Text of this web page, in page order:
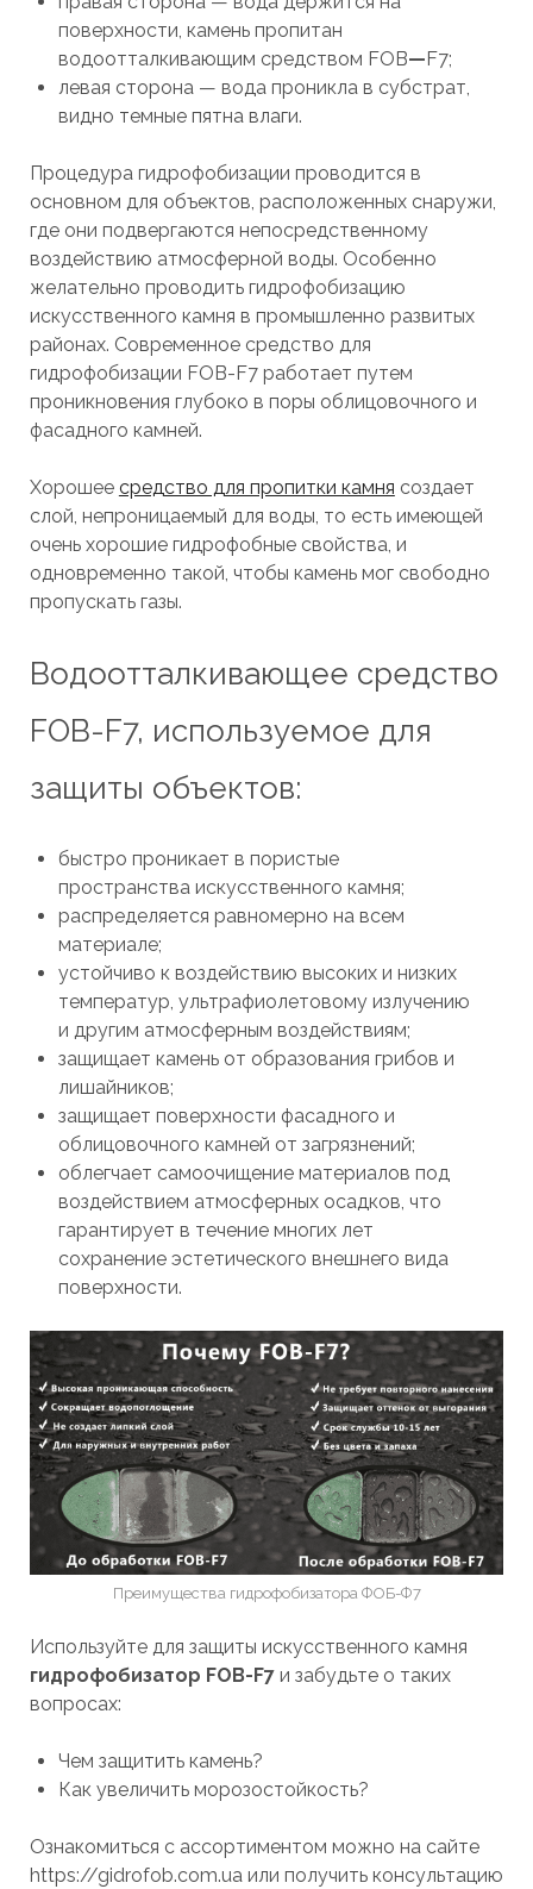
поверхности, камень пропитан
водоотталкивающим средством FOB—F7;
левая сторона — вода проникла в субстрат,
видно темные пятна влаги.
Процедура гидрофобизации проводится в
основном для объектов, расположенных снаружи,
где они подвергаются непосредственному
воздействию атмосферной воды. Особенно
желательно проводить гидрофобизацию
искусственного камня в промышленно развитых
районах. Современное средство для
гидрофобизации FOB-F7 работает путем
проникновения глубоко в поры облицовочного и
фасадного камней.
Хорошее средство для пропитки камня создает
слой, непроницаемый для воды, то есть имеющей
очень хорошие гидрофобные свойства, и
одновременно такой, чтобы камень мог свободно
пропускать газы.
Водоотталкивающее средство
FOB-F7, используемое для
защиты объектов:
быстро проникает в пористые
пространства искусственного камня;
распределяется равномерно на всем
материале;
устойчиво к воздействию высоких и низких
температур, ультрафиолетовому излучению
и другим атмосферным воздействиям;
защищает камень от образования грибов и
лишайников;
защищает поверхности фасадного и
облицовочного камней от загрязнений;
облегчает самоочищение материалов под
воздействием атмосферных осадков, что
гарантирует в течение многих лет
сохранение эстетического внешнего вида
поверхности.
Преимущества гидрофобизатора ФОБ-Ф7
Используйте для защиты искусственного камня
гидрофобизатор FOB-F7и забудьте о таких
вопросах:
Чем защитить камень?
Как увеличить морозостойкость?
Ознакомиться с ассортиментом можно на сайте
https://gidrofob.com.ua или получить консультацию